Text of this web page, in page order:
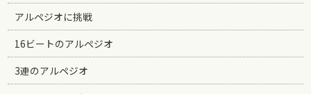
アルペジオに挑戦
16ビートのアルペジオ
3連のアルペジオ